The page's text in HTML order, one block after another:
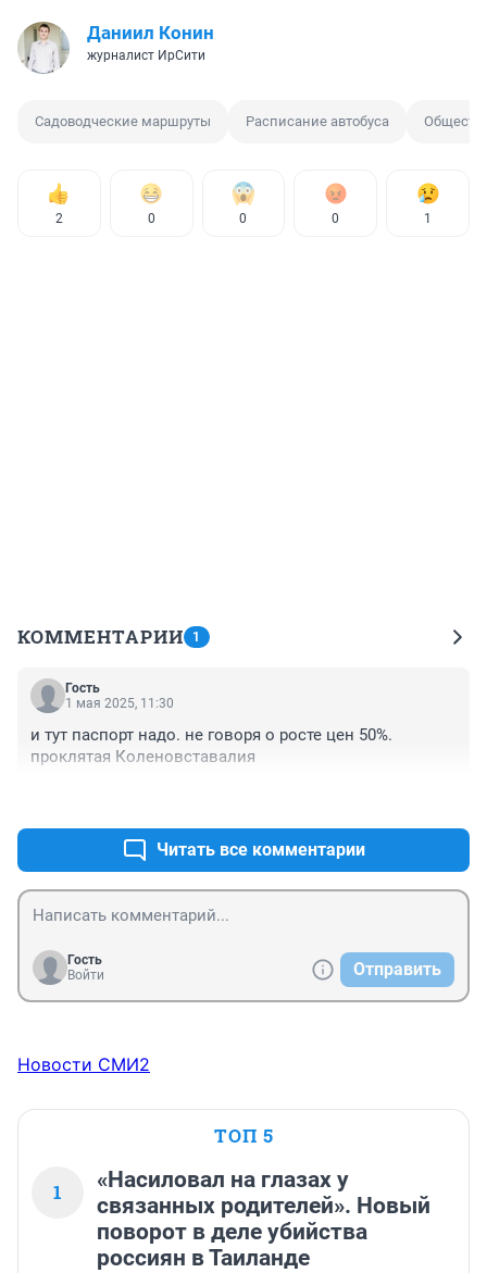
Даниил Конин
журналист ИрСити
Садоводческие маршруты Расписание автобуса
2 0 0 0 1
КОММЕНТАРИИ 1
Гость
1 мая 2025, 11:30
и тут паспорт надо. не говоря о росте цен 50%.
проклятая Коленовставалия
Читать все комментарии
Гость
Войти
Отправить
Новости СМИ2
ТОП 5
1
«Насиловал на глазах у
связанных родителей». Новый
поворот в деле убийства
россиян в Таиланде